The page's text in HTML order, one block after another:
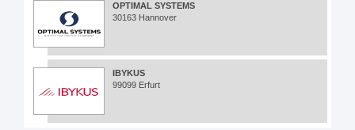
OPTIMAL SYSTEMS
30163 Hannover
IBYKUS
99099 Erfurt